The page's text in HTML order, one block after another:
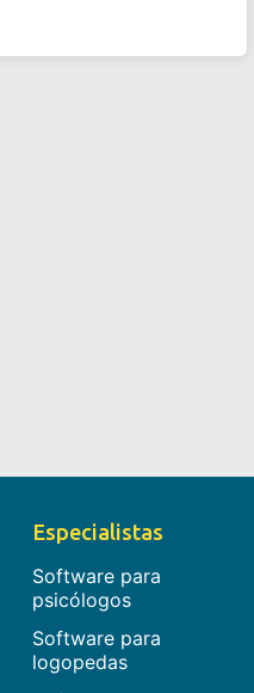
Especialistas
Software para
psicólogos
Software para
logopedas